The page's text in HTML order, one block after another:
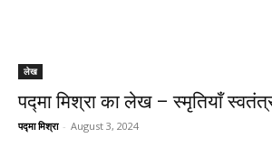
लेख
पद्मा मिश्रा का लेख – स्मृतियाँ
पद्मा मिश्रा - August 3, 2024